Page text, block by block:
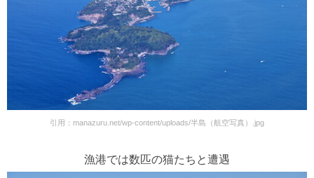
引用： manazuru.net/wp-content/uploads/半島（航空写真）.jpg
漁港では数匹の猫たちと遭遇